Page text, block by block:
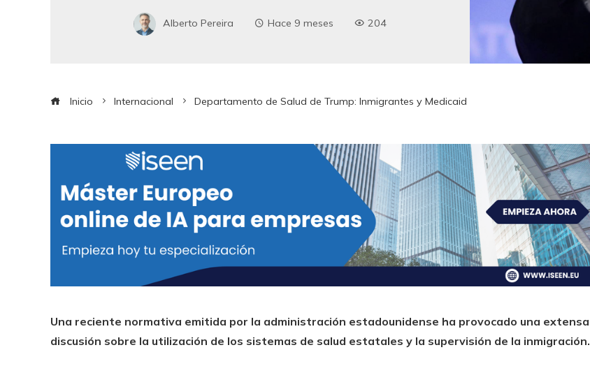
Alberto Pereira Hace 9 meses 204
Inicio Internacional Departamento de Salud de Trump: Inmigrantes y Medicaid
Una reciente normativa emitida por la administración estadounidense ha provocado una extensa
discusión sobre la utilización de los sistemas de salud estatales y la supervisión de la inmigración.